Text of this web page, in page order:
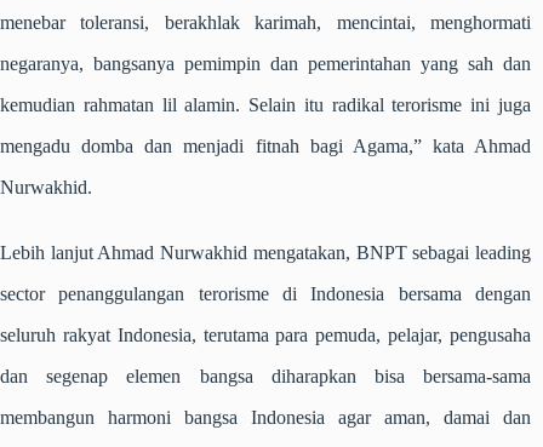
menebar toleransi, berakhlak karimah, mencintai, menghormati
negaranya, bangsanya pemimpin dan pemerintahan yang sah dan
kemudian rahmatan lil alamin. Selain itu radikal terorisme ini juga
mengadu domba dan menjadi fitnah bagi Agama,” kata Ahmad
Nurwakhid.
Lebih lanjut Ahmad Nurwakhid mengatakan, BNPT sebagai leading
sector penanggulangan terorisme di Indonesia bersama dengan
seluruh rakyat Indonesia, terutama para pemuda, pelajar, pengusaha
dan segenap elemen bangsa diharapkan bisa bersama-sama
membangun harmoni bangsa Indonesia agar aman, damai dan